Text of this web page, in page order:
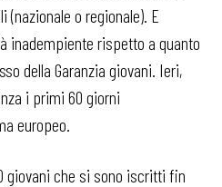
o regionale). E
inadempiente rispetto a quanto
della Garanzia giovani. Ieri,
i primi 60 giorni
europeo.
giovani che si sono iscritti fin